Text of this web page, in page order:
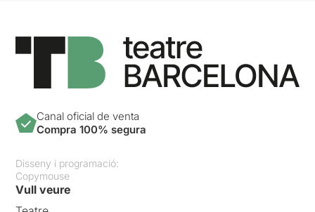
Canal oficial de venta
Compra 100% segura
Disseny i programació:
Copymouse
Vull veure